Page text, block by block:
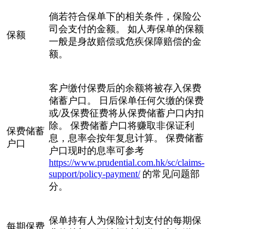
保额
倘若符合保单下的相关条件，保险公
司会支付的金额。 如人寿保单的保额
一般是身故赔偿或危疾保障赔偿的金
额。
保费储蓄
户口
客户缴付保费后的余额将被存入保费
储蓄户口。 日后保单任何欠缴的保费
或/及保费征费将从保费储蓄户口内扣
除。 保费储蓄户口将赚取非保证利
息，息率会按年复息计算。 保费储蓄
户口现时的息率可参考
https://www.prudential.com.hk/sc/claims-
support/policy-payment/的常见问题部
分。
每期保费
保单持有人为保险计划支付的每期保